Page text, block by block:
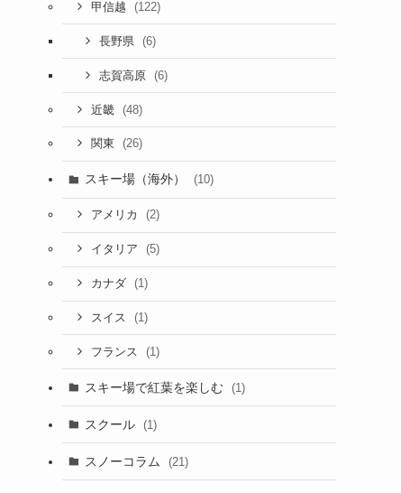
甲信越 (122)
長野県 (6)
志賀高原 (6)
近畿 (48)
関東 (26)
スキー場（海外） (10)
アメリカ (2)
イタリア (5)
カナダ (1)
スイス (1)
フランス (1)
スキー場で紅葉を楽しむ (1)
スクール (1)
スノーコラム (21)